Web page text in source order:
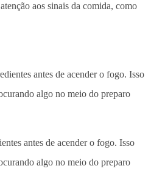
aos sinais da comida, como
antes de acender o fogo. Isso
algo no meio do preparo